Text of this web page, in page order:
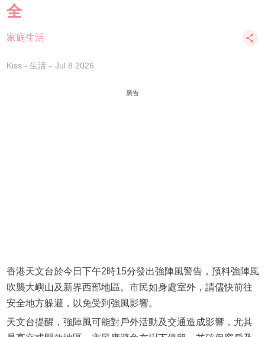
全
家庭生活
Kiss - 生活 Jul 8 2026
廣告
香港天文台於今日下午2時15分發出強陣風警告，預料強陣風
吹襲大嶼山及新界西部地區。市民如身處室外，請儘快前往
安全地方躲避，以免受到強風影響。
天文台提醒，強陣風可能對戶外活動及交通造成影響，尤其